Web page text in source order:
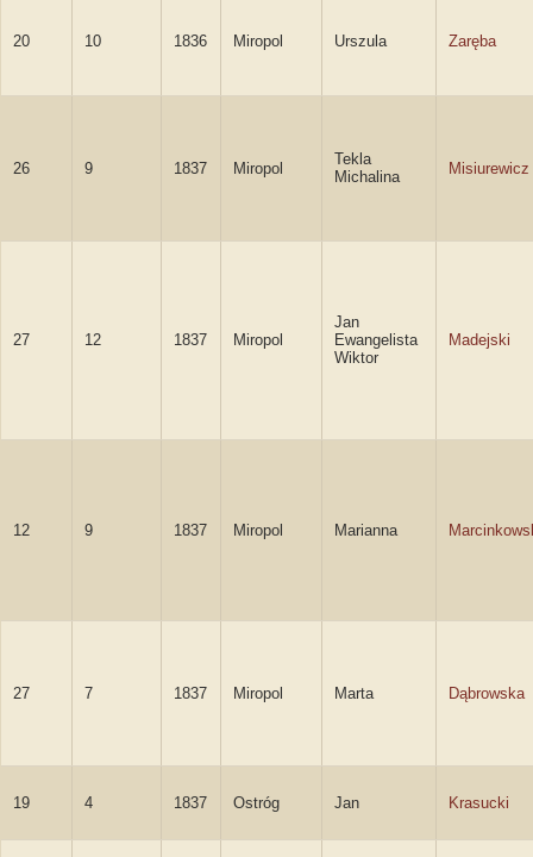
20 10 1836 Miropol Urszula Zaręba
26 9 1837 Miropol
Tekla
Michalina
Misiurewicz
27 12 1837 Miropol
Jan
Ewangelista
Wiktor
Madejski
12 9 1837 Miropol Marianna
27 7 1837 Miropol Marta Dąbrowska
19 4 1837 Ostróg Jan Krasucki